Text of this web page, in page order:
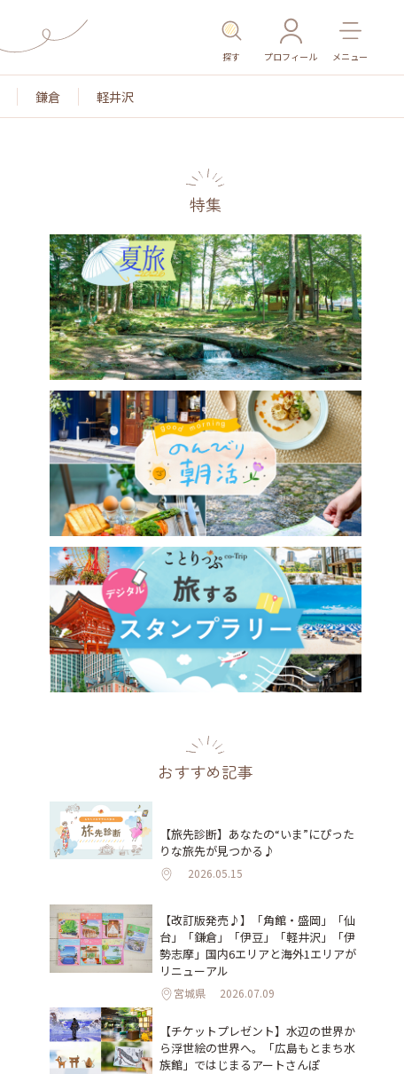
探す プロフィール メニュー
鎌倉 軽井沢
名所・旧跡 温泉・スパ その他施設 ごはん
特集
おすすめ記事
【旅先診断】あなたの“いま”にぴった
りな旅先が見つかる♪
2026.05.15
【改訂版発売♪】「角館・盛岡」「仙
台」「鎌倉」「伊豆」「軽井沢」「伊
勢志摩」国内6エリアと海外1エリアが
リニューアル
宮城県 2026.07.09
【チケットプレゼント】水辺の世界か
ら浮世絵の世界へ。「広島もとまち水
族館」ではじまるアートさんぽ